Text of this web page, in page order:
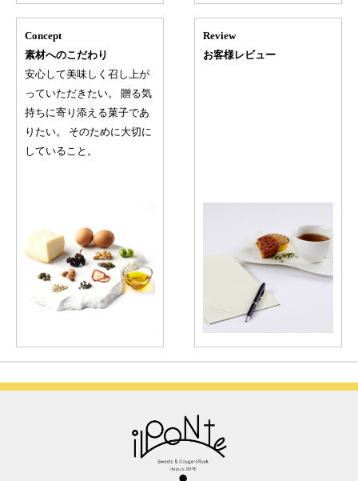
Concept
素材へのこだわり
安心して美味しく召し上が
っていただきたい。 贈る気
持ちに寄り添える菓子であ
りたい。 そのために大切に
していること。
Review
お客様レビュー